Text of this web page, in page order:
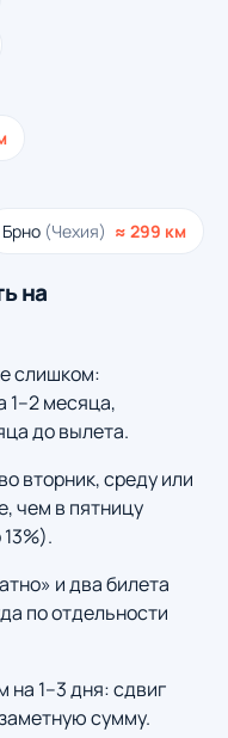
Брно (Чехия) ≈ 299 км
на
слишком:
1–2 месяца,
до вылета.
вторник, среду или
чем в пятницу
и два билета
по отдельности
на 1–3 дня: сдвиг
сумму.